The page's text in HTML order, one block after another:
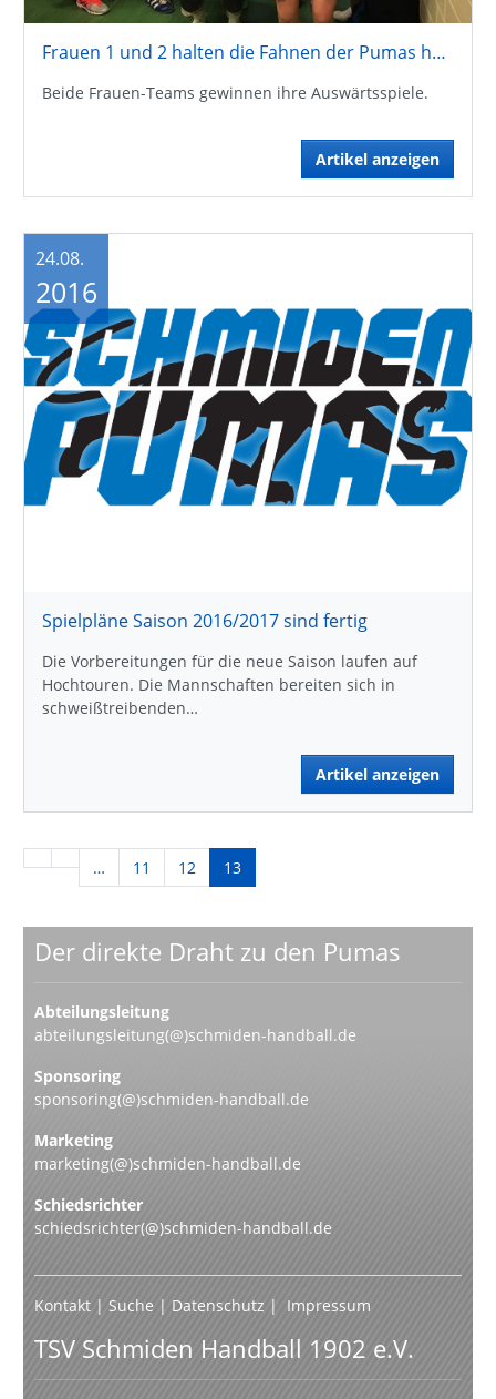
Frauen 1 und 2 halten die Fahnen der Pumas hoch
Beide Frauen-Teams gewinnen ihre Auswärtsspiele.
Artikel anzeigen
Spielpläne Saison 2016/2017 sind fertig
Die Vorbereitungen für die neue Saison laufen auf
Hochtouren. Die Mannschaften bereiten sich in
schweißtreibenden…
Artikel anzeigen
24.08.
2016
… 11 12 13
Der direkte Draht zu den Pumas
Abteilungsleitung
abteilungsleitung(@)schmiden-handball.de
Sponsoring
sponsoring(@)schmiden-handball.de
Marketing
marketing(@)schmiden-handball.de
Schiedsrichter
schiedsrichter(@)schmiden-handball.de
Kontakt | Suche | Datenschutz | Impressum
TSV Schmiden Handball 1902 e.V.